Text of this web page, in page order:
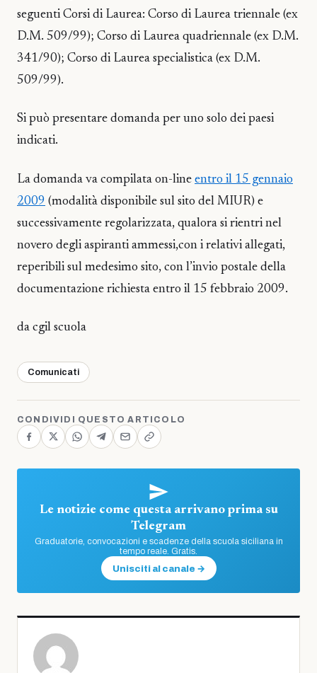
seguenti Corsi di Laurea: Corso di Laurea triennale (ex
D.M. 509/99); Corso di Laurea quadriennale (ex D.M.
341/90); Corso di Laurea specialistica (ex D.M.
509/99).
Si può presentare domanda per uno solo dei paesi
indicati.
La domanda va compilata on-line entro il 15 gennaio
2009 (modalità disponibile sul sito del MIUR) e
successivamente regolarizzata, qualora si rientri nel
novero degli aspiranti ammessi,con i relativi allegati,
reperibili sul medesimo sito, con l’invio postale della
documentazione richiesta entro il 15 febbraio 2009.
da cgil scuola
Comunicati
CONDIVIDI QUESTO ARTICOLO
Le notizie come questa arrivano prima su
Telegram
Graduatorie, convocazioni e scadenze della scuola siciliana in
tempo reale. Gratis.
Unisciti al canale →